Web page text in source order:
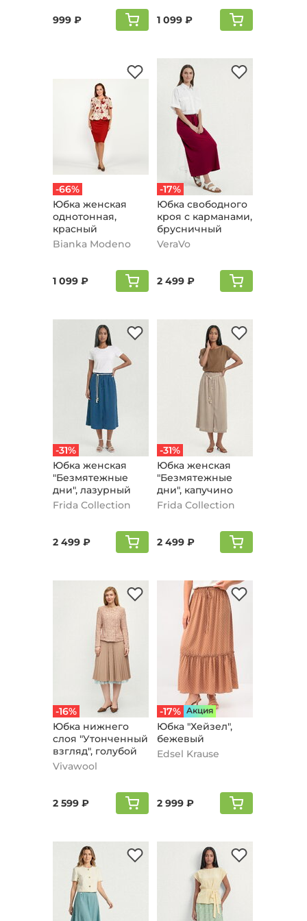
999 ₽ 1 099 ₽
-66%
Юбка женская
однотонная,
красный
Bianka Modeno
1 099 ₽
-17%
Юбка свободного
кроя с карманами,
брусничный
VeraVo
2 499 ₽
-31%
Юбка женская
"Безмятежные
дни", лазурный
Frida Collection
2 499 ₽
-31%
Юбка женская
"Безмятежные
дни", капучино
Frida Collection
2 499 ₽
-16%
Юбка нижнего
слоя "Утонченный
взгляд", голубой
Vivawool
2 599 ₽
-17% Aкция
Юбка "Хейзел",
бежевый
Edsel Krause
2 999 ₽